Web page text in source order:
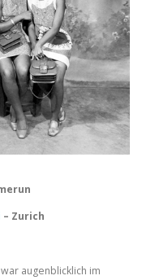
– Zurich
augenblicklich im